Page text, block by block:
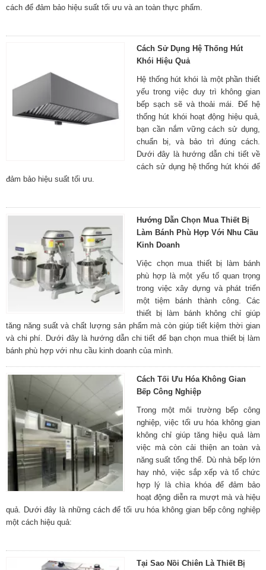
cách để đảm bảo hiệu suất tối ưu và an toàn thực phẩm.
Cách Sử Dụng Hệ Thống Hút
Khói Hiệu Quả
Hệ thống hút khói là một phần thiết
yếu trong việc duy trì không gian
bếp sạch sẽ và thoải mái. Để hệ
thống hút khói hoạt động hiệu quả,
bạn cần nắm vững cách sử dụng,
chuẩn bị, và bảo trì đúng cách.
Dưới đây là hướng dẫn chi tiết về
cách sử dụng hệ thống hút khói để
đảm bảo hiệu suất tối ưu.
Hướng Dẫn Chọn Mua Thiết Bị
Làm Bánh Phù Hợp Với Nhu Cầu
Kinh Doanh
Việc chọn mua thiết bị làm bánh
phù hợp là một yếu tố quan trọng
trong việc xây dựng và phát triển
một tiệm bánh thành công. Các
thiết bị làm bánh không chỉ giúp
tăng năng suất và chất lượng sản phẩm mà còn giúp tiết kiệm thời gian
và chi phí. Dưới đây là hướng dẫn chi tiết để bạn chọn mua thiết bị làm
bánh phù hợp với nhu cầu kinh doanh của mình.
Cách Tối Ưu Hóa Không Gian
Bếp Công Nghiệp
Trong một môi trường bếp công
nghiệp, việc tối ưu hóa không gian
không chỉ giúp tăng hiệu quả làm
việc mà còn cải thiện an toàn và
năng suất tổng thể. Dù nhà bếp lớn
hay nhỏ, việc sắp xếp và tổ chức
hợp lý là chìa khóa để đảm bảo
hoạt động diễn ra mượt mà và hiệu
quả. Dưới đây là những cách để tối ưu hóa không gian bếp công nghiệp
một cách hiệu quả:
Tại Sao Nồi Chiên Là Thiết Bị